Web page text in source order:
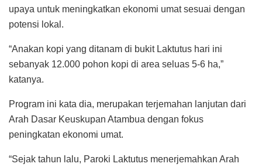
upaya untuk meningkatkan ekonomi umat sesuai dengan
potensi lokal.
“Anakan kopi yang ditanam di bukit Laktutus hari ini
sebanyak 12.000 pohon kopi di area seluas 5-6 ha,”
katanya.
Program ini kata dia, merupakan terjemahan lanjutan dari
Arah Dasar Keuskupan Atambua dengan fokus
peningkatan ekonomi umat.
“Sejak tahun lalu, Paroki Laktutus menerjemahkan Arah